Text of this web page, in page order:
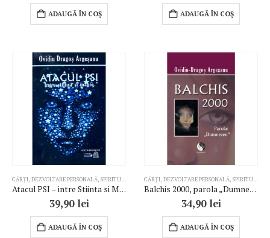
ADAUGĂ ÎN COȘ ADAUGĂ ÎN COȘ
CĂRȚI, DEZVOLTARE PERSONALĂ, SPIRITUALITATE ,TERAPII COMPLEMENTARE
Atacul PSI – intre Stiinta si Magie
39,90 lei
ADAUGĂ ÎN COȘ
CĂRȚI, DEZVOLTARE PERSONALĂ, SPIRITUALITATE
Balchis 2000, parola „Dumnezeu”
34,90 lei
ADAUGĂ ÎN COȘ